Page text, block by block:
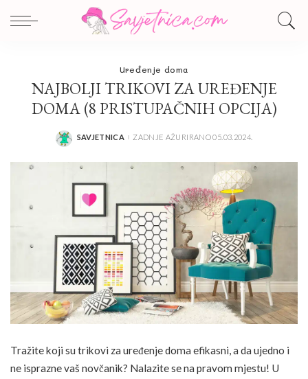
Uređenje doma
NAJBOLJI TRIKOVI ZA UREĐENJE
DOMA (8 PRISTUPAČNIH OPCIJA)
POSTED
SAVJETNICA ZADNJE AŽURIRANO 05.03.2024.
Tražite koji su trikovi za uređenje doma efikasni, a da ujedno i
ne isprazne vaš novčanik? Nalazite se na pravom mjestu! U